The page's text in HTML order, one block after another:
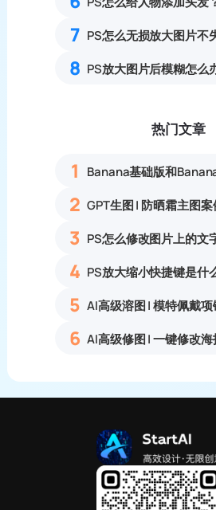
7
8
热门文章
1
2 GPT生图 | 防晒霜主图
3
4
5
6